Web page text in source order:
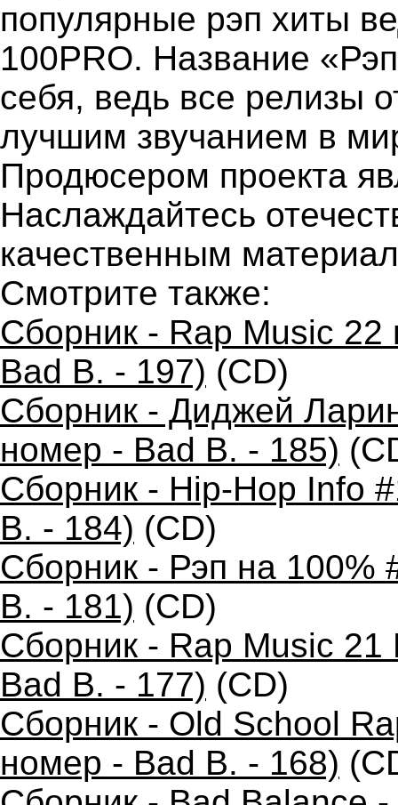
популярные рэп хиты
100PRO. Название
себя, ведь все релизы
лучшим звучанием в
Продюсером проекта
Наслаждайтесь
качественным
Смотрите также:
Сборник - Rap Music
Bad B. - 197) (CD)
Сборник - Диджей
номер - Bad B. - 185)
Сборник - Hip-Hop Info
B. - 184) (CD)
Сборник - Рэп на 100%
B. - 181) (CD)
Сборник - Rap Music
Bad B. - 177) (CD)
Сборник - Old School
номер - Bad B. - 168)